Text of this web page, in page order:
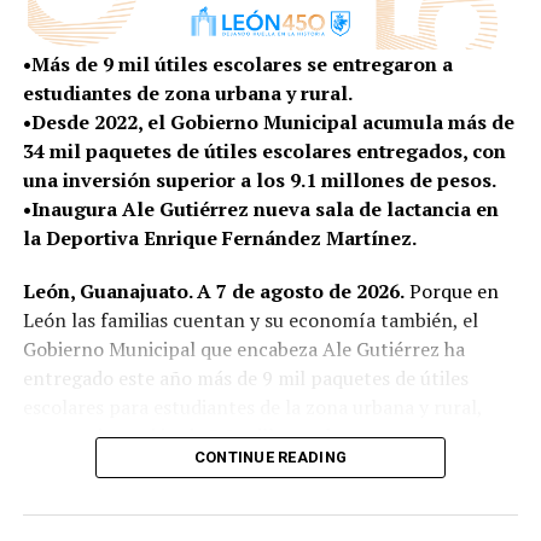
DON'T MISS
REFUERZA MOVILIDAD SERVICIO DE TRANSPORTE PÚBLICO
EN LA ZONA ORIENTE DE LEÓN
La Academia de Innovación Sostenible funcionará bajo
un modelo de campo escuela de acceso abierto, donde
las y los participantes podrán formarse, experimentar y
desarrollar proyectos relacionados con las necesidades y
oportunidades que existen en la zona rural.
Entre los temas de formación se encuentran la
producción de bioinsumos y fertilización orgánica,
renovables, biodigestores, transformación
agroindustrial, comercialización y acceso a mercados.
Con estas herramientas, quienes ya cuentan con un
productividad y encontrar nuevas alternativas para
comercializar sus productos, generando beneficios
económicos y sociales para sus comunidades.
•Más de 9 mil útiles escolares se entregaron a
estudiantes de zona urbana y rural.
•Desde 2022, el Gobierno Municipal acumula más de
34 mil paquetes de útiles escolares entregados, con
una inversión superior a los 9.1 millones de pesos.
•Inaugura Ale Gutiérrez nueva sala de lactancia en
la Deportiva Enrique Fernández Martínez.
León, Guanajuato. A 7 de agosto de 2026.Porque en
León las familias cuentan y su economía también, el
Gobierno Municipal que encabeza Ale Gutiérrez ha
entregado este año más de 9 mil paquetes de útiles
con una inversión de 3.2 millones de pesos.
este apoyo representa un alivio para las familias
CONTINUE READING